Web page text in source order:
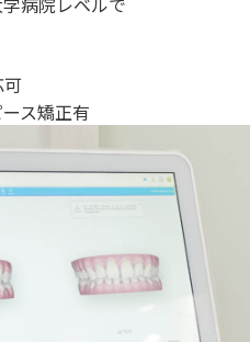
ス矯正有